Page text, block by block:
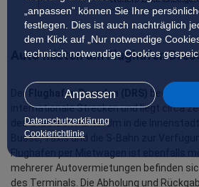
„anpassen” können Sie Ihre
festlegen. Dies ist auch nachträglich
dem Klick auf „Nur notwendige
technisch notwendige Cookies
Anpassen
Datenschutzerklärung
Cookierichtlinie
Auto mieten am Flughafen
Der Flughafen Dresden (DRS)
bedient
internationale Strecken und liegt circa
des Stadtzentrums. Um in die
Busse, Taxis und die S-Bahn zur
Flughafen per Mietwagen ist ebenfalls
mehrerer Autovermietungen befinden
des Terminals. Die Abholung und